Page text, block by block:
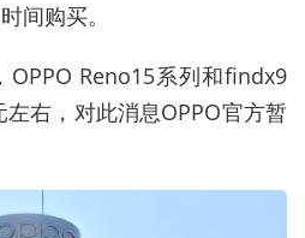
间购买。
OPPO Reno15系列和findx9
右，对此消息OPPO官方暂